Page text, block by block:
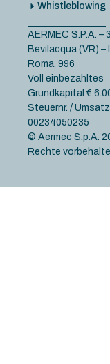
Whistleblowing
AERMEC S.P.A. –
Bevilacqua (VR) –
Roma, 996
Voll einbezahltes
Grundkapital €
Steuernr. /
00234050235
© Aermec S.p.A.
Rechte